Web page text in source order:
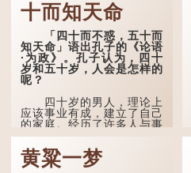
十而知天命
「四十而不惑，五十而
知天命」语出孔子的《论语
·为政》。孔子认为，四十
岁和五十岁，人会是怎样的
呢？
四十岁的男人，理论上
应该事业有成，建立了自己
的家庭。经历了许多人与事
之后，对事物有了自己的判
断能力，不会轻易为表象所
迷惑。
黄粱一梦